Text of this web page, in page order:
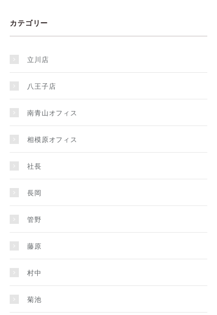
カテゴリー
立川店
八王子店
南青山オフィス
相模原オフィス
社長
長岡
管野
藤原
村中
菊池